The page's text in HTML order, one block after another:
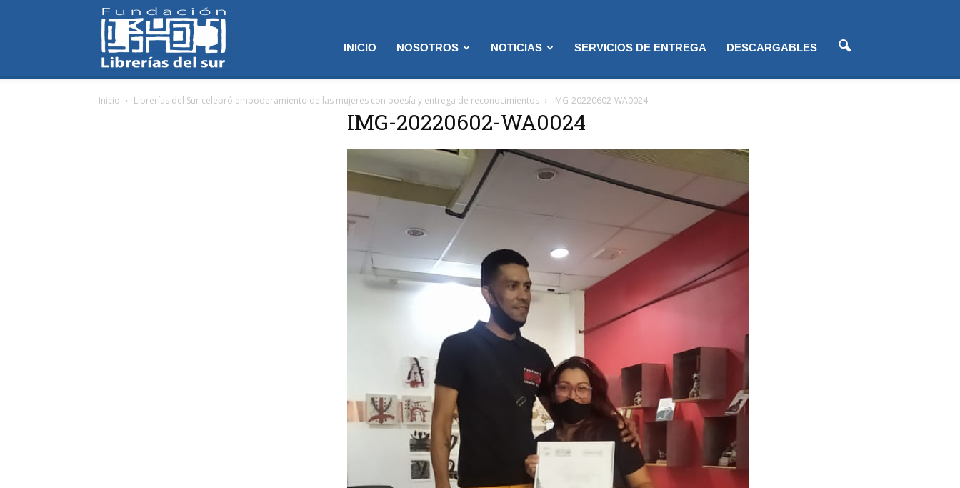
INICIO NOSOTROS NOTICIAS SERVICIOS DE ENTREGA DESCARGABLES
Inicio Librerías del Sur celebró empoderamiento de las mujeres con poesía y entrega de reconocimientos IMG-20220602-WA0024
IMG-20220602-WA0024